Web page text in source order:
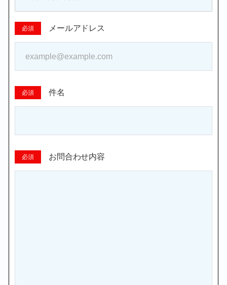
必須 メールアドレス
必須 件名
必須 お問合わせ内容